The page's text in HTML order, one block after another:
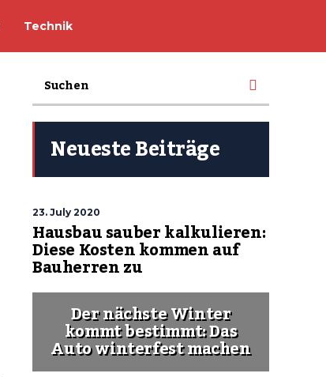
Technik
Neueste Beiträge
23. July 2020
Hausbau sauber kalkulieren:
Diese Kosten kommen auf
Bauherren zu
Der nächste Winter
kommt bestimmt: Das
Auto winterfest machen